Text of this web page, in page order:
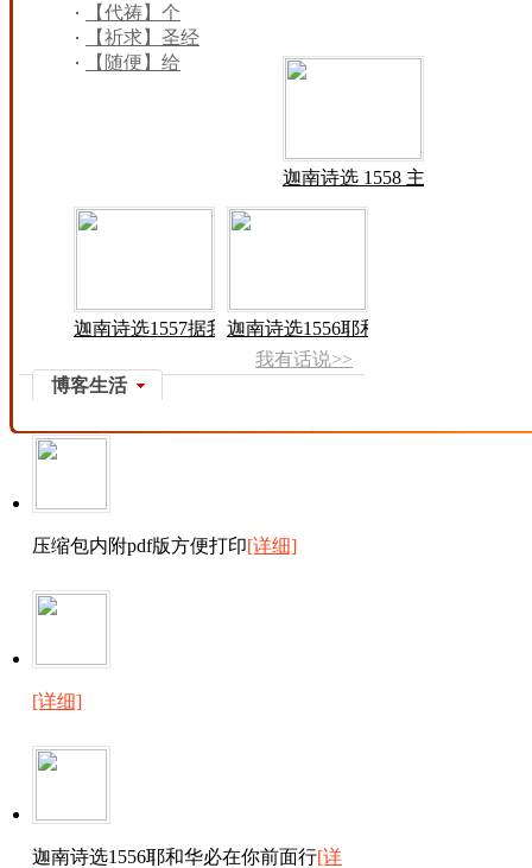
【代祷】个
【祈求】圣经
【随便】给
迦南诗选 1558 主啊
迦南诗选1557据我们迦南诗选1556耶和华
博客生活
我有话说>>
压缩包内附pdf版方便打印[详细]
[详细]
迦南诗选1556耶和华必在你前面行[详